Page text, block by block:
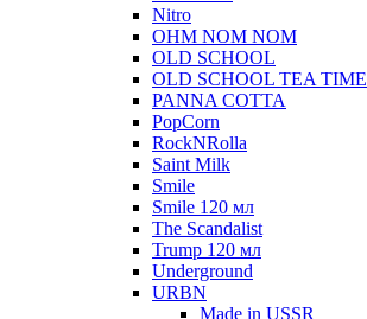
Nitro
OHM NOM NOM
OLD SCHOOL
OLD SCHOOL TEA TIME
PANNA COTTA
PopCorn
RockNRolla
Saint Milk
Smile
Smile 120 мл
The Scandalist
Trump 120 мл
Underground
URBN
Made in USSR